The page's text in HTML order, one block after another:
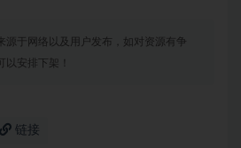
源于网络以及用户发布，如对资源有争
以安排下架！
链接